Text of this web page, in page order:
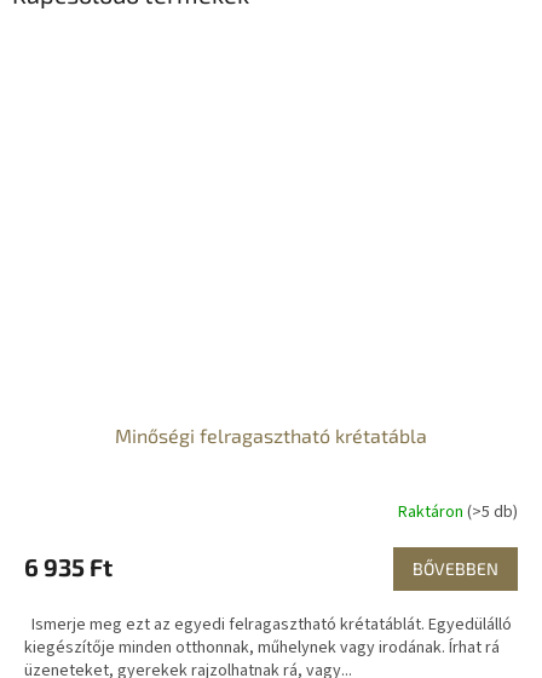
Minőségi felragasztható krétatábla
Raktáron (>5 db)
6 935 Ft BŐVEBBEN
Ismerje meg ezt az egyedi felragasztható krétatáblát. Egyedülálló
kiegészítője minden otthonnak, műhelynek vagy irodának. Írhat rá
üzeneteket, gyerekek rajzolhatnak rá, vagy...